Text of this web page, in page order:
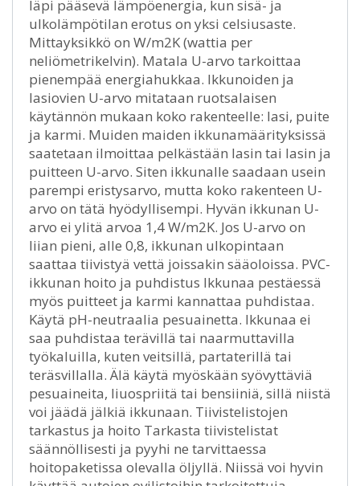
läpi pääsevä lämpöenergia, kun sisä- ja
ulkolämpötilan erotus on yksi celsiusaste.
Mittayksikkö on W/m2K (wattia per
neliömetrikelvin). Matala U-arvo tarkoittaa
pienempää energiahukkaa. Ikkunoiden ja
lasiovien U-arvo mitataan ruotsalaisen
käytännön mukaan koko rakenteelle: lasi, puite
ja karmi. Muiden maiden ikkunamäärityksissä
saatetaan ilmoittaa pelkästään lasin tai lasin ja
puitteen U-arvo. Siten ikkunalle saadaan usein
parempi eristysarvo, mutta koko rakenteen U-
arvo on tätä hyödyllisempi. Hyvän ikkunan U-
arvo ei ylitä arvoa 1,4 W/m2K. Jos U-arvo on
liian pieni, alle 0,8, ikkunan ulkopintaan
saattaa tiivistyä vettä joissakin sääoloissa. PVC-
ikkunan hoito ja puhdistus Ikkunaa pestäessä
myös puitteet ja karmi kannattaa puhdistaa.
Käytä pH-neutraalia pesuainetta. Ikkunaa ei
saa puhdistaa terävillä tai naarmuttavilla
työkaluilla, kuten veitsillä, partaterillä tai
teräsvillalla. Älä käytä myöskään syövyttäviä
pesuaineita, liuospriitä tai bensiiniä, sillä niistä
voi jäädä jälkiä ikkunaan. Tiivistelistojen
tarkastus ja hoito Tarkasta tiivistelistat
säännöllisesti ja pyyhi ne tarvittaessa
hoitopaketissa olevalla öljyllä. Niissä voi hyvin